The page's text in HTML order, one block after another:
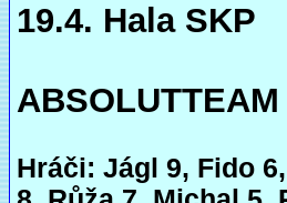
19.4. Hala SKP
Hráči: Jágl 9, Fido